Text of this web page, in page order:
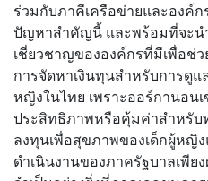
ร่วมกับภาคีเครือข่ายและองค์ก
ปัญหาสำคัญนี้ และพร้อมที่จะน
เชี่ยวชาญขององค์กรที่มีเพื่อช่
การจัดหาเงินทุนสำหรับการดู
หญิงในไทย เพราะออร์กานอน
ประสิทธิภาพหรือคุ้มค่าสำหรับ
ลงทุนเพื่อสุขภาพของเด็กผู้หญิ
ดำเนินงานของภาครัฐบาลเพีย